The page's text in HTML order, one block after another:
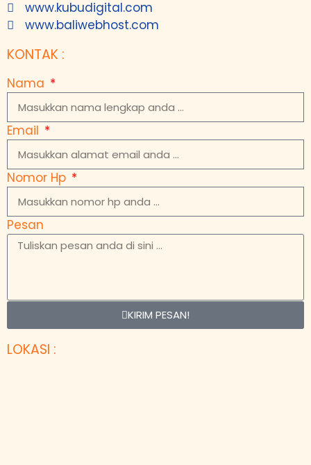
www.kubudigital.com
www.baliwebhost.com
KONTAK :
Nama
Email
Nomor Hp
Pesan
KIRIM PESAN!
LOKASI :